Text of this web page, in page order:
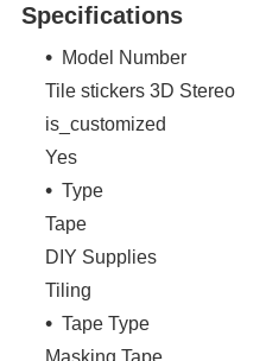
Specifications
Model Number
Tile stickers 3D Stereo
is_customized
Yes
Type
Tape
DIY Supplies
Tiling
Tape Type